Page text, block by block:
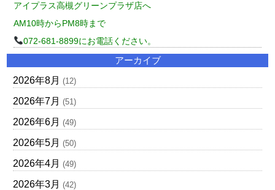
アイプラス高槻グリーンプラザ店へ
AM10時からPM8時まで
072-681-8899にお電話ください。
アーカイブ
2026年8月 (12)
2026年7月 (51)
2026年6月 (49)
2026年5月 (50)
2026年4月 (49)
2026年3月 (42)